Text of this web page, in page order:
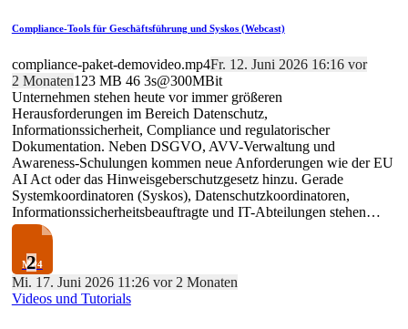
Compliance-Tools für Geschäftsführung und Syskos (Webcast)
compliance-paket-demovideo.mp4Fr. 12. Juni 2026 16:16 vor
2 Monaten123 MB 463s@300MBit
Unternehmen stehen heute vor immer größeren
Herausforderungen im Bereich Datenschutz,
Informationssicherheit, Compliance und regulatorischer
Dokumentation. Neben DSGVO, AVV-Verwaltung und
Awareness-Schulungen kommen neue Anforderungen wie der EU
AI Act oder das Hinweisgeberschutzgesetz hinzu. Gerade
Systemkoordinatoren (Syskos), Datenschutzkoordinatoren,
Informationssicherheitsbeauftragte und IT-Abteilungen stehen…
2
Mi. 17. Juni 2026 11:26 vor 2 Monaten
Videos und Tutorials